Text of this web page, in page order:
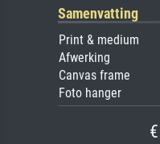
Samenvatting
Print & medium
Afwerking
Canvas frame
Foto hanger